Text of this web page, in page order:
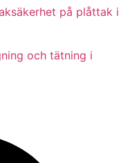
på plåttak i
och tätning i